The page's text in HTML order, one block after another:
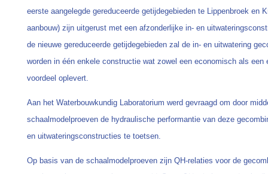
eerste aangelegde gereduceerde getijdegebieden te Lippenbroek en
aanbouw) zijn uitgerust met een afzonderlijke in- en
de nieuwe gereduceerde getijdegebieden zal de in- en uitwatering
worden in één enkele constructie wat zowel een economisch als een
voordeel oplevert.
Aan het Waterbouwkundig Laboratorium werd gevraagd om door
schaalmodelproeven de hydraulische performantie van deze
en uitwateringsconstructies te toetsen.
Op basis van de schaalmodelproeven zijn QH-relaties voor de